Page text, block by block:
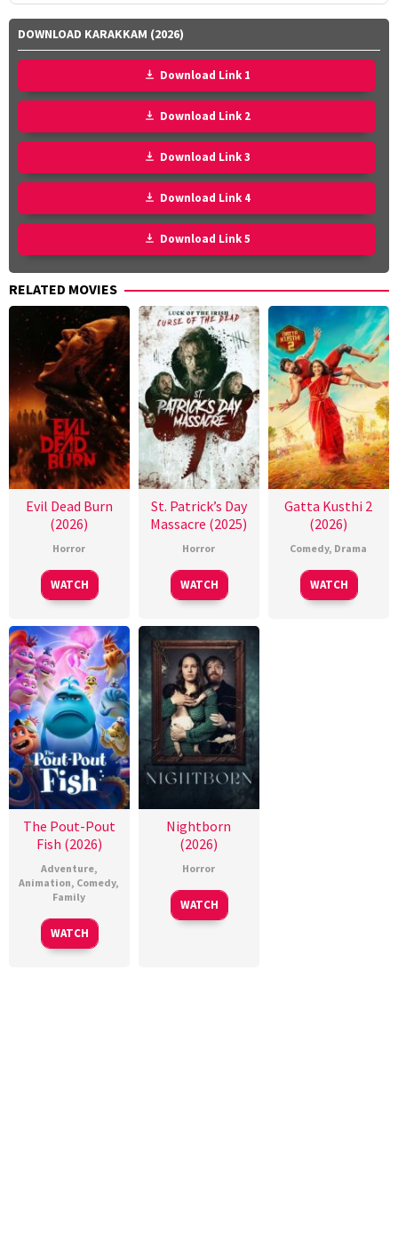
DOWNLOAD KARAKKAM (2026)
Download Link 1
Download Link 2
Download Link 3
Download Link 4
Download Link 5
RELATED MOVIES
Evil Dead Burn
(2026)
Horror
WATCH
St. Patrick’s Day
Massacre (2025)
Horror
WATCH
Gatta Kusthi 2
(2026)
Comedy, Drama
WATCH
The Pout-Pout
Fish (2026)
Adventure,
Animation, Comedy,
Family
WATCH
Nightborn
(2026)
Horror
WATCH